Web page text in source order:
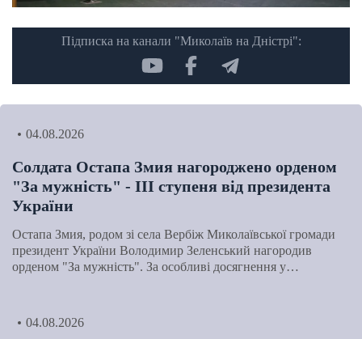
Підписка на канали "Миколаїв на Дністрі":
04.08.2026
Солдата Остапа Змия нагороджено орденом
"За мужність" - ІІІ ступеня від президента
України
Остапа Змия, родом зі села Вербіж Миколаївської громади
президент України Володимир Зеленський нагородив
орденом "За мужність". За особливі досягнення у…
04.08.2026